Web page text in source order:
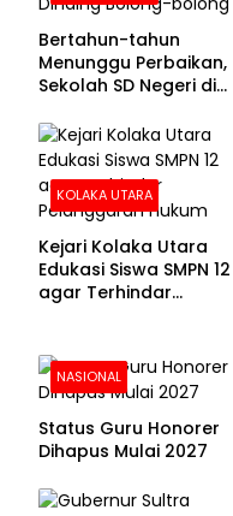
Bertahun-tahun
Menunggu Perbaikan,
Sekolah SD Negeri di
Beralas Tanah dan
Dinding Bolong-bolong
KOLAKA UTARA
Kejari Kolaka Utara
Edukasi Siswa SMPN 12
agar Terhindar
NASIONAL
Status Guru Honorer
Dihapus Mulai 2027